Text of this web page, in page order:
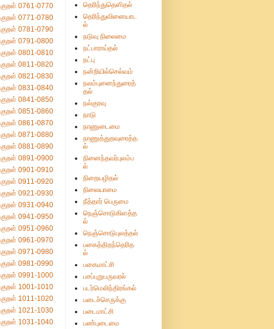
குறள் 0761-0770
குறள் 0771-0780
குறள் 0781-0790
குறள் 0791-0800
குறள் 0801-0810
குறள் 0811-0820
குறள் 0821-0830
குறள் 0831-0840
குறள் 0841-0850
குறள் 0851-0860
குறள் 0861-0870
குறள் 0871-0880
குறள் 0881-0890
குறள் 0891-0900
குறள் 0901-0910
குறள் 0911-0920
குறள் 0921-0930
குறள் 0931-0940
குறள் 0941-0950
குறள் 0951-0960
குறள் 0961-0970
குறள் 0971-0980
குறள் 0981-0990
குறள் 0991-1000
குறள் 1001-1010
குறள் 1011-1020
குறள் 1021-1030
குறள் 1031-1040
தெரிந்துதெளிதல்
தெரிந்துவினையாட
ல்
நடுவு நிலைமை
நட்பாராய்தல்
நட்பு
நன்றியில்செல்வம்
நலம்புனைந்துரைத்
தல்
நல்குரவு
நாடு
நாணுடைமை
நாணுத்துறவுரைத்த
ல்
நினைந்தவர்புலம்ப
ல்
நிறையழிதல்
நிலையாமை
நீத்தார் பெருமை
நெஞ்சொடுகிளத்த
ல்
நெஞ்சொடுபுலத்தல்
பகைத்திறந்தெரித
ல்
பகைமாட்சி
பசப்புறுபருவரல்
படர்மெலிந்திரங்கல்
படைச்செருக்கு
படைமாட்சி
பண்புடைமை